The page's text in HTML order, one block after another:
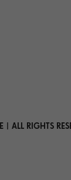
| ALL RIGHTS